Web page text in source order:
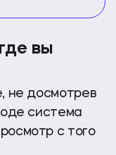
где вы
не досмотрев
система
с того